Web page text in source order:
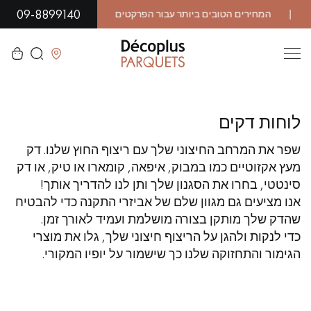
09-8899140
לסגור
LES RECHERCHES LES PLUS COURANTES
פרקט גושני פרקט רב שכבתי
WOOD VENEER FLOORING פרקט עם דפוס
פרקט עץ אקזוטי פרקט לכה
לוחות דקים
שפר את המרחב החיצוני שלך עם ריצוף החוץ שלנו. דק
מעץ אקזוטיים כמו במבוק, איפאה, קומארו או טיק, או דק
סינטטי, בחרו את הסגנון שלך ותן לנו להדריך אותך!
אנו מציעים גם מגוון שלם של אביזרי התקנה כדי להבטיח
שהדק שלך מותקן בצורה מושלמת ועמיד לאורך זמן.
כדי לנקות ולהגן על הריצוף חיצוני שלך, גלו את מוצרי
הגימור והתחזוקה שלנו כך שישמור על יופיו המקורי.